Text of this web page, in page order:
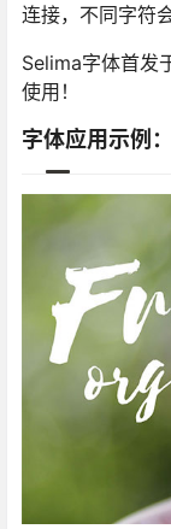
连接，不同字符
Selima字体首发
使用！
字体应用示例：